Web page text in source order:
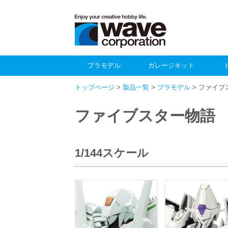
プラモデル ガレージキット
トップページ > 製品一覧 > プラモデル > ファイブ
ファイブスター物語
1/144スケール